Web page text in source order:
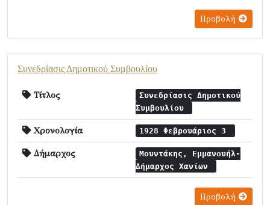
Προβολή
Συνεδρίασις Δημοτικού Συμβουλίου
Τίτλος
Συνεδρίασις Δημοτικού
Συμβουλίου
Χρονολογία 1928 Φεβρουάριος 3
Δήμαρχος
Μουντάκης, Εμμανουήλ-
Δήμαρχος Χανίων
Προβολή